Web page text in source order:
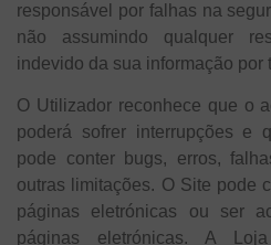
responsável por falhas na
não assumindo qualquer
indevido da sua informação por
O Utilizador reconhece que o
poderá sofrer interrupções e
pode conter bugs, erros,
outras limitações. O Site pode
páginas eletrónicas ou ser
páginas eletrónicas. A